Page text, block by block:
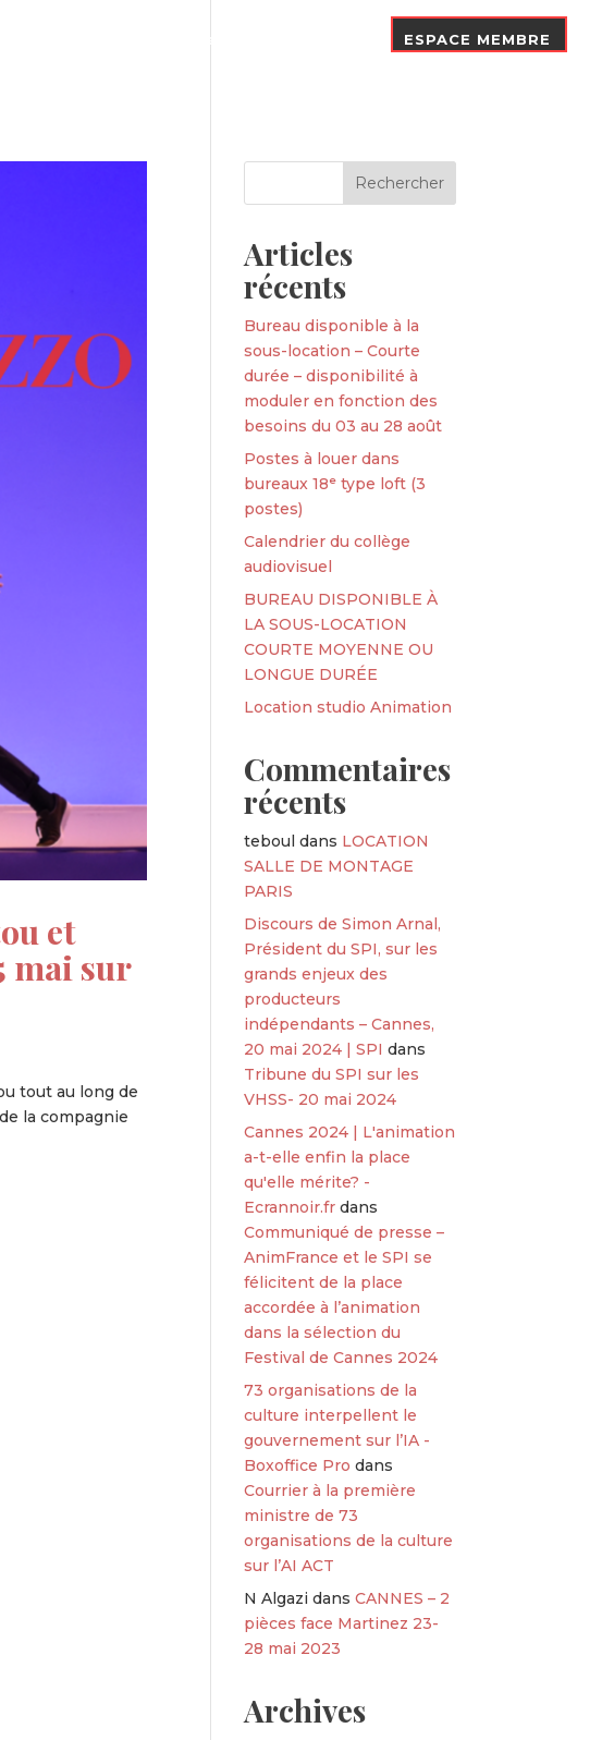
Nos Adhérents ESPACE MEMBRE
et
mai sur
tout au long de
la compagnie
Articles
récents
Bureau disponible à la
sous-location – Courte
durée – disponibilité à
moduler en fonction des
besoins du 03 au 28 août
Postes à louer dans
bureaux 18ᵉ type loft (3
postes)
Calendrier du collège
audiovisuel
BUREAU DISPONIBLE À
LA SOUS-LOCATION
COURTE MOYENNE OU
LONGUE DURÉE
Location studio Animation
Commentaires
récents
teboul dans LOCATION
SALLE DE MONTAGE
PARIS
Discours de Simon Arnal,
Président du SPI, sur les
grands enjeux des
producteurs
indépendants – Cannes,
20 mai 2024 | SPI dans
Tribune du SPI sur les
VHSS- 20 mai 2024
Cannes 2024 | L'animation
a-t-elle enfin la place
qu'elle mérite? -
Ecrannoir.fr dans
Communiqué de presse –
AnimFrance et le SPI se
félicitent de la place
accordée à l’animation
dans la sélection du
Festival de Cannes 2024
73 organisations de la
culture interpellent le
gouvernement sur l’IA -
Boxoffice Pro dans
Courrier à la première
ministre de 73
organisations de la culture
sur l’AI ACT
N Algazi dansCANNES – 2
pièces face Martinez 23-
28 mai 2023
Archives